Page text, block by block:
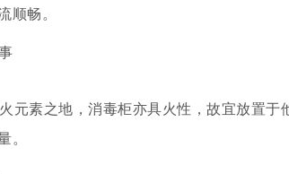
顺畅。
元素之地，消毒柜亦具火性，故宜放置于
。